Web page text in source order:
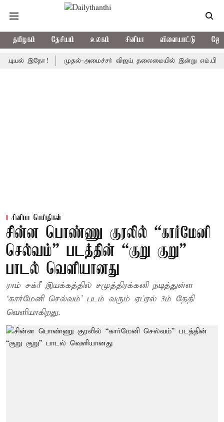
தமிழகம் தேசியம் உலகம் சினிமா விளையாட்டு
இதோ! முதல்-அமைச்சர் விஜய் தலைமையில் இன்று எம்.பி.க்கள்
சினிமா செய்திகள்
சின்ன பொண்ணு குரலில் “கார்மேனி
செல்வம்” படத்தின் “குறு குறு”
பாடல் வெளியானது
ராம் சக்ரீ இயக்கத்தில் சமுத்திரக்கனி நடித்துள்ள
‘கார்மேனி செல்வம்’ படம் வரும் ஏப்ரல் 3ம் தேதி
வெளியாகிறது.